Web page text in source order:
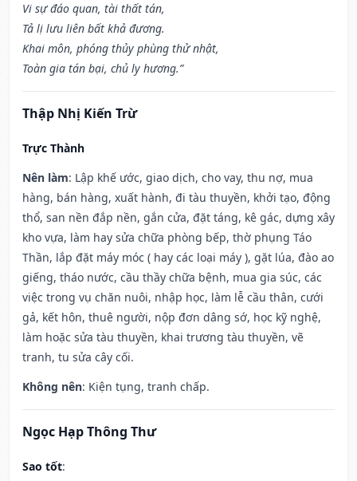
Vi sự đáo quan, tài thất tán,
Tả lị lưu liên bất khả đương.
Khai môn, phóng thủy phùng thử nhật,
Toàn gia tán bại, chủ ly hương.”
Thập Nhị Kiến Trừ
Trực Thành
Nên làm: Lập khế ước, giao dịch, cho vay, thu nợ, mua
hàng, bán hàng, xuất hành, đi tàu thuyền, khởi tạo, động
thổ, san nền đắp nền, gắn cửa, đặt táng, kê gác, dựng xây
kho vựa, làm hay sửa chữa phòng bếp, thờ phụng Táo
Thần, lắp đặt máy móc ( hay các loại máy ), gặt lúa, đào ao
giếng, tháo nước, cầu thầy chữa bệnh, mua gia súc, các
việc trong vụ chăn nuôi, nhập học, làm lễ cầu thân, cưới
gả, kết hôn, thuê người, nộp đơn dâng sớ, học kỹ nghệ,
làm hoặc sửa tàu thuyền, khai trương tàu thuyền, vẽ
tranh, tu sửa cây cối.
Không nên: Kiện tụng, tranh chấp.
Ngọc Hạp Thông Thư
Sao tốt: